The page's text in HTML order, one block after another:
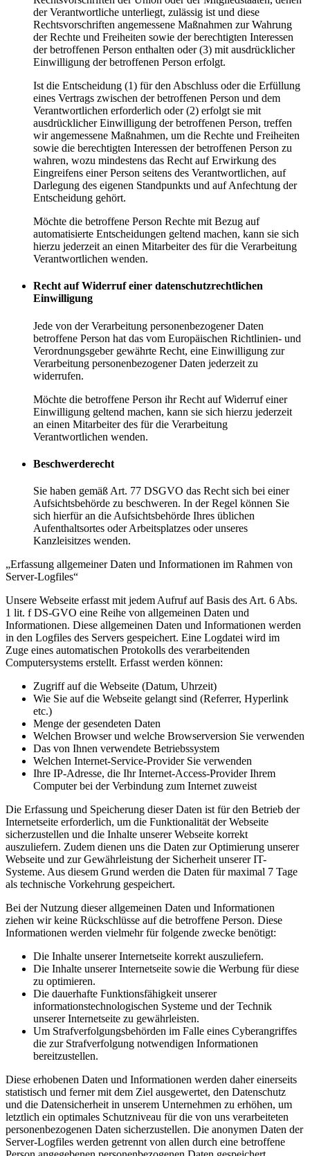
der Verantwortliche unterliegt, zulässig ist und diese
Rechtsvorschriften angemessene Maßnahmen zur Wahrung
der Rechte und Freiheiten sowie der berechtigten Interessen
der betroffenen Person enthalten oder (3) mit ausdrücklicher
Einwilligung der betroffenen Person erfolgt.
Ist die Entscheidung (1) für den Abschluss oder die Erfüllung
eines Vertrags zwischen der betroffenen Person und dem
Verantwortlichen erforderlich oder (2) erfolgt sie mit
ausdrücklicher Einwilligung der betroffenen Person, treffen
wir angemessene Maßnahmen, um die Rechte und Freiheiten
sowie die berechtigten Interessen der betroffenen Person zu
wahren, wozu mindestens das Recht auf Erwirkung des
Eingreifens einer Person seitens des Verantwortlichen, auf
Darlegung des eigenen Standpunkts und auf Anfechtung der
Entscheidung gehört.
Möchte die betroffene Person Rechte mit Bezug auf
automatisierte Entscheidungen geltend machen, kann sie sich
hierzu jederzeit an einen Mitarbeiter des für die Verarbeitung
Verantwortlichen wenden.
Recht auf Widerruf einer datenschutzrechtlichen
Einwilligung
Jede von der Verarbeitung personenbezogener Daten
betroffene Person hat das vom Europäischen Richtlinien- und
Verordnungsgeber gewährte Recht, eine Einwilligung zur
Verarbeitung personenbezogener Daten jederzeit zu
widerrufen.
Möchte die betroffene Person ihr Recht auf Widerruf einer
Einwilligung geltend machen, kann sie sich hierzu jederzeit
an einen Mitarbeiter des für die Verarbeitung
Verantwortlichen wenden.
Beschwerderecht
Sie haben gemäß Art. 77 DSGVO das Recht sich bei einer
Aufsichtsbehörde zu beschweren. In der Regel können Sie
sich hierfür an die Aufsichtsbehörde Ihres üblichen
Aufenthaltsortes oder Arbeitsplatzes oder unseres
Kanzleisitzes wenden.
„Erfassung allgemeiner Daten und Informationen im Rahmen von
Server-Logfiles“
Unsere Webseite erfasst mit jedem Aufruf auf Basis des Art. 6 Abs.
1 lit. f DS-GVO eine Reihe von allgemeinen Daten und
Informationen. Diese allgemeinen Daten und Informationen werden
in den Logfiles des Servers gespeichert. Eine Logdatei wird im
Zuge eines automatischen Protokolls des verarbeitenden
Computersystems erstellt. Erfasst werden können:
Zugriff auf die Webseite (Datum, Uhrzeit)
Wie Sie auf die Webseite gelangt sind (Referrer, Hyperlink
etc.)
Menge der gesendeten Daten
Welchen Browser und welche Browserversion Sie verwenden
Das von Ihnen verwendete Betriebssystem
Welchen Internet-Service-Provider Sie verwenden
Ihre IP-Adresse, die Ihr Internet-Access-Provider Ihrem
Computer bei der Verbindung zum Internet zuweist
Die Erfassung und Speicherung dieser Daten ist für den Betrieb der
Internetseite erforderlich, um die Funktionalität der Webseite
sicherzustellen und die Inhalte unserer Webseite korrekt
auszuliefern. Zudem dienen uns die Daten zur Optimierung unserer
Webseite und zur Gewährleistung der Sicherheit unserer IT-
Systeme. Aus diesem Grund werden die Daten für maximal 7 Tage
als technische Vorkehrung gespeichert.
Bei der Nutzung dieser allgemeinen Daten und Informationen
ziehen wir keine Rückschlüsse auf die betroffene Person. Diese
Informationen werden vielmehr für folgende zwecke benötigt:
Die Inhalte unserer Internetseite korrekt auszuliefern.
Die Inhalte unserer Internetseite sowie die Werbung für diese
zu optimieren.
Die dauerhafte Funktionsfähigkeit unserer
informationstechnologischen Systeme und der Technik
unserer Internetseite zu gewährleisten.
Um Strafverfolgungsbehörden im Falle eines Cyberangriffes
die zur Strafverfolgung notwendigen Informationen
bereitzustellen.
Diese erhobenen Daten und Informationen werden daher einerseits
statistisch und ferner mit dem Ziel ausgewertet, den Datenschutz
und die Datensicherheit in unserem Unternehmen zu erhöhen, um
letztlich ein optimales Schutzniveau für die von uns verarbeiteten
personenbezogenen Daten sicherzustellen. Die anonymen Daten der
Server-Logfiles werden getrennt von allen durch eine betroffene